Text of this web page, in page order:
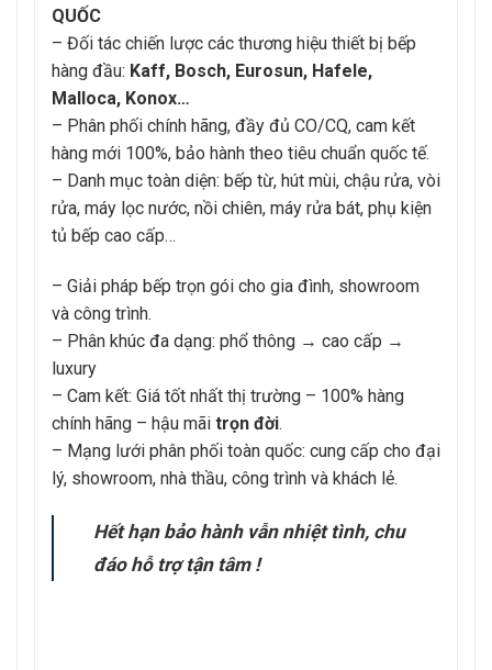
QUỐC
– Đối tác chiến lược các thương hiệu thiết bị bếp
hàng đầu: Kaff, Bosch, Eurosun, Hafele,
Malloca, Konox…
– Phân phối chính hãng, đầy đủ CO/CQ, cam kết
hàng mới 100%, bảo hành theo tiêu chuẩn quốc tế.
– Danh mục toàn diện: bếp từ, hút mùi, chậu rửa, vòi
rửa, máy lọc nước, nồi chiên, máy rửa bát, phụ kiện
tủ bếp cao cấp…
– Giải pháp bếp trọn gói cho gia đình, showroom
và công trình.
– Phân khúc đa dạng: phổ thông → cao cấp →
luxury
– Cam kết: Giá tốt nhất thị trường – 100% hàng
chính hãng – hậu mãi trọn đời.
– Mạng lưới phân phối toàn quốc: cung cấp cho đại
lý, showroom, nhà thầu, công trình và khách lẻ.
Hết hạn bảo hành vẫn nhiệt tình, chu
đáo hỗ trợ tận tâm !